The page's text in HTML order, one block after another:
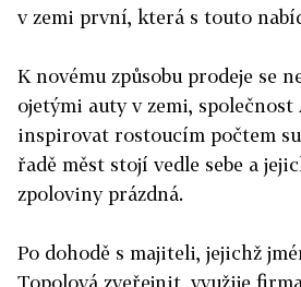
v zemi první, která s touto
K novému způsobu prodeje se
ojetými auty v zemi, společnost
inspirovat rostoucím počtem
řadě měst stojí vedle sebe a
zpoloviny prázdná.
Po dohodě s majiteli, jejichž
Topolová zveřejnit, využije